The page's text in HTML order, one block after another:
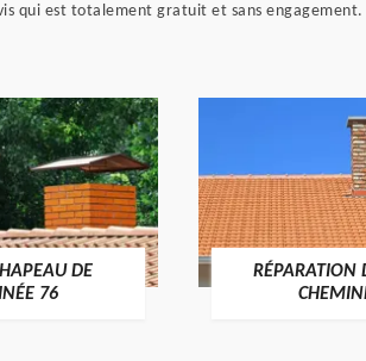
qui est totalement gratuit et sans engagement.
DE
76
RÉPARATION